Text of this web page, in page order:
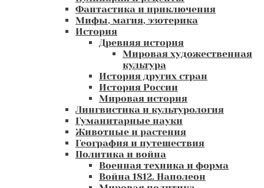
Фантастика и приключения
Мифы, магия, эзотерика
История
Древняя история
Мировая художественная
культура
История других стран
История России
Мировая история
Лингвистика и культурология
Гуманитарные науки
Животные и растения
География и путешествия
Политика и война
Военная техника и форма
Война 1812. Наполеон